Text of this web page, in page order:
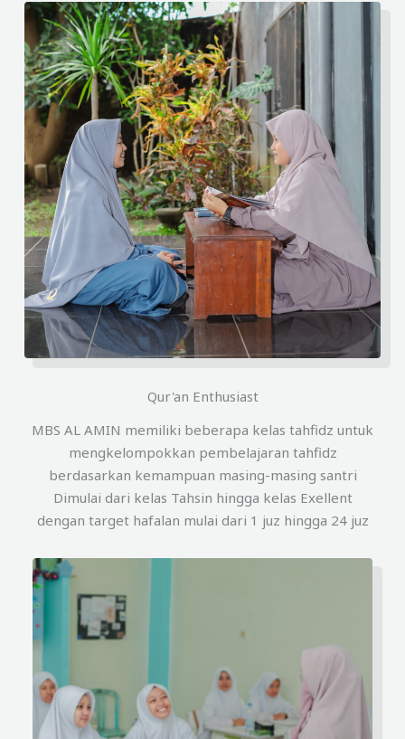
Qur'an Enthusiast
MBS AL AMIN memiliki beberapa kelas tahfidz untuk
mengkelompokkan pembelajaran tahfidz
berdasarkan kemampuan masing-masing santri
Dimulai dari kelas Tahsin hingga kelas Exellent
dengan target hafalan mulai dari 1 juz hingga 24 juz